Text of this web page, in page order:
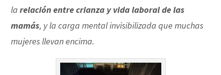
larelación entre crianza y vida laboral de las
mamás, y la carga mental invisibilizada que muchas
mujeres llevan encima.